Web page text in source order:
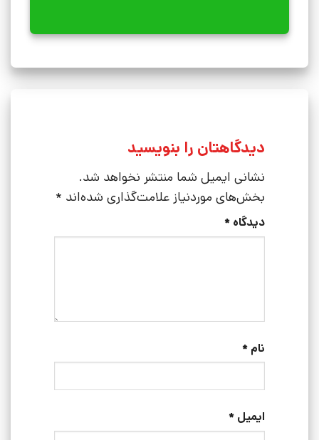
دیدگاهتان را بنویسید
نشانی ایمیل شما منتشر نخواهد شد.
بخش‌های موردنیاز علامت‌گذاری شده‌اند *
دیدگاه *
نام *
ایمیل *